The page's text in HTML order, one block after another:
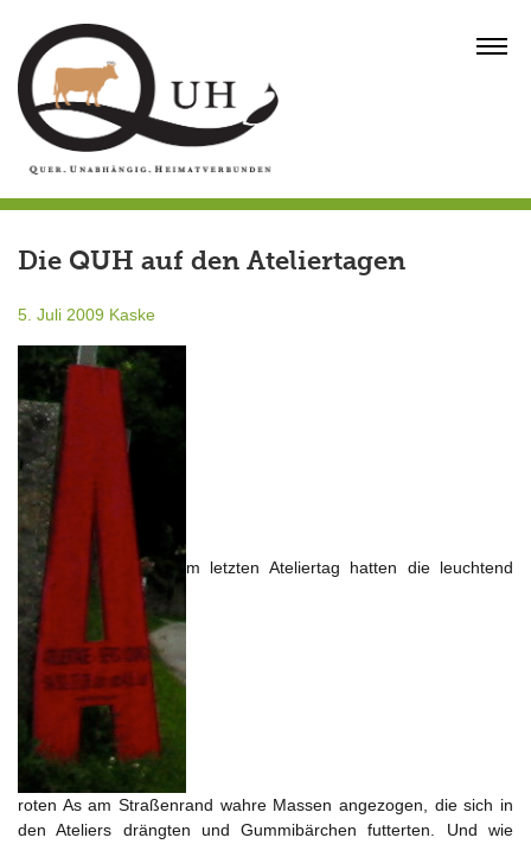
content
Die QUH auf den Ateliertagen
5. Juli 2009 Kaske
m letzten Ateliertag hatten die leuchtend
roten As am Straßenrand wahre Massen angezogen, die sich in
den Ateliers drängten und Gummibärchen futterten. Und wie